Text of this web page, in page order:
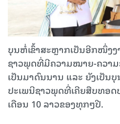
ບຸນຫໍ່ເຂົ້າສະຫຼາກເປັນອີກໜຶ່ງງ
ຊາວພຸດທີ່ມີຄວາມໝາຍ-ຄວາ
ເປັນມາດົນນານ ແລະ ຍັງເປັນ
ປະເພນີຊາວພຸດທີ່ເຄີຍສືບທອ
ເດືອນ 10 ລາວຂອງທຸກໆປີ.